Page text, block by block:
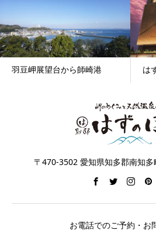
羽豆岬展望台から師崎港 は
〒470-3502 愛知県知多郡南知
お電話でのご予約・お